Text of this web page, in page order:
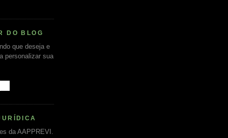
DO BLOG
que deseja e
personalizar sua
da AAPPREVI.